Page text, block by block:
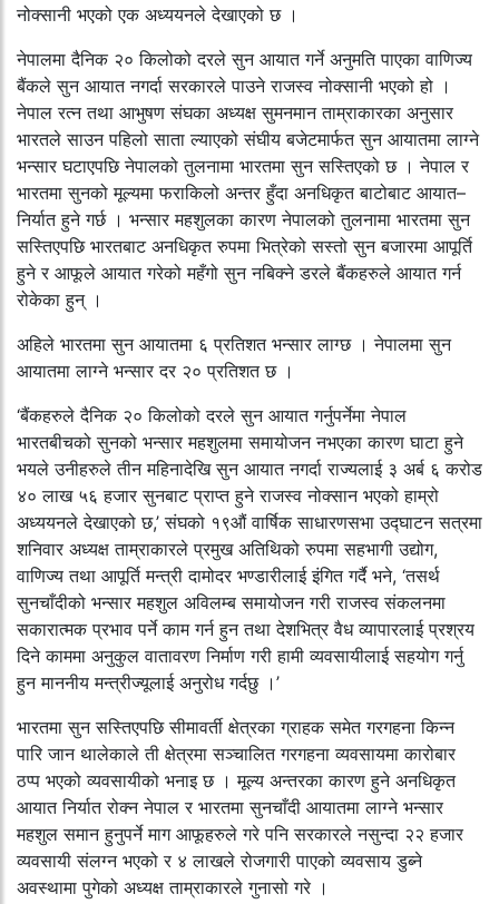
नोक्सानी भएको एक अध्ययनले देखाएको छ ।
नेपालमा दैनिक २० किलोको दरले सुन आयात गर्ने अनुमति पाएका वाणिज्य
बैंकले सुन आयात नगर्दा सरकारले पाउने राजस्व नोक्सानी भएको हो ।
नेपाल रत्न तथा आभुषण संघका अध्यक्ष सुमनमान ताम्राकारका अनुसार
भारतले साउन पहिलो साता ल्याएको संघीय बजेटमार्फत सुन आयातमा लाग्ने
भन्सार घटाएपछि नेपालको तुलनामा भारतमा सुन सस्तिएको छ । नेपाल र
भारतमा सुनको मूल्यमा फराकिलो अन्तर हुँदा अनधिकृत बाटोबाट आयात–
निर्यात हुने गर्छ । भन्सार महशुलका कारण नेपालको तुलनामा भारतमा सुन
सस्तिएपछि भारतबाट अनधिकृत रुपमा भित्रेको सस्तो सुन बजारमा आपूर्ति
हुने र आफूले आयात गरेको महँगो सुन नबिक्ने डरले बैंकहरुले आयात गर्न
रोकेका हुन् ।
अहिले भारतमा सुन आयातमा ६ प्रतिशत भन्सार लाग्छ । नेपालमा सुन
आयातमा लाग्ने भन्सार दर २० प्रतिशत छ ।
‘बैंकहरुले दैनिक २० किलोको दरले सुन आयात गर्नुपर्नेमा नेपाल
भारतबीचको सुनको भन्सार महशुलमा समायोजन नभएका कारण घाटा हुने
भयले उनीहरुले तीन महिनादेखि सुन आयात नगर्दा राज्यलाई ३ अर्ब ६ करोड
४० लाख ५६ हजार सुनबाट प्राप्त हुने राजस्व नोक्सान भएको हाम्रो
अध्ययनले देखाएको छ,’ संघको १९औं वार्षिक साधारणसभा उद्घाटन सत्रमा
शनिवार अध्यक्ष ताम्राकारले प्रमुख अतिथिको रुपमा सहभागी उद्योग,
वाणिज्य तथा आपूर्ति मन्त्री दामोदर भण्डारीलाई इंगित गर्दै भने, ‘तसर्थ
सुनचाँदीको भन्सार महशुल अविलम्ब समायोजन गरी राजस्व संकलनमा
सकारात्मक प्रभाव पर्ने काम गर्न हुन तथा देशभित्र वैध व्यापारलाई प्रश्रय
दिने काममा अनुकुल वातावरण निर्माण गरी हामी व्यवसायीलाई सहयोग गर्नु
हुन माननीय मन्त्रीज्यूलाई अनुरोध गर्दछु ।’
भारतमा सुन सस्तिएपछि सीमावर्ती क्षेत्रका ग्राहक समेत गरगहना किन्न
पारि जान थालेकाले ती क्षेत्रमा सञ्चालित गरगहना व्यवसायमा कारोबार
ठप्प भएको व्यवसायीको भनाइ छ । मूल्य अन्तरका कारण हुने अनधिकृत
आयात निर्यात रोक्न नेपाल र भारतमा सुनचाँदी आयातमा लाग्ने भन्सार
महशुल समान हुनुपर्ने माग आफूहरुले गरे पनि सरकारले नसुन्दा २२ हजार
व्यवसायी संलग्न भएको र ४ लाखले रोजगारी पाएको व्यवसाय डुब्ने
अवस्थामा पुगेको अध्यक्ष ताम्राकारले गुनासो गरे ।